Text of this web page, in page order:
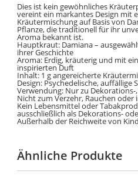
Dies ist kein gewöhnliches
vereint ein markantes Design mit
Kräutermischung auf Basis von
Pflanze, die traditionell für ihr
Aroma bekannt ist.
Hauptkraut: Damiana –
ihrer Geschichte
Aroma: Erdig, kräuterig und mit
inspirierten Duft
Inhalt: 1 g angereicherte
Design: Psychedelische, auffällige
Verwendung: Nur zu
Nicht zum Verzehr, Rauchen oder
Kein Lebensmittel oder
ausschließlich als Dekorations-
Außerhalb der Reichweite von
Ähnliche Produkte